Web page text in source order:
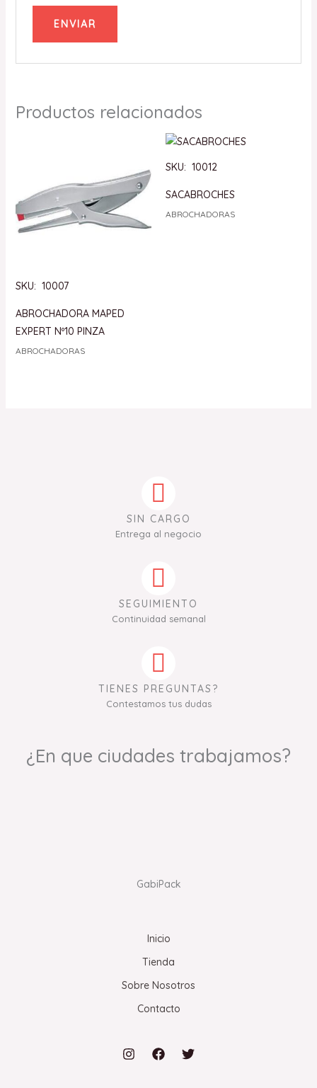
Productos relacionados
SKU: 10007
ABROCHADORA MAPED
EXPERT Nº10 PINZA
ABROCHADORAS
SKU: 10012
SACABROCHES
ABROCHADORAS
SIN CARGO
Entrega al negocio
SEGUIMIENTO
Continuidad semanal
TIENES PREGUNTAS?
Contestamos tus dudas
¿En que ciudades trabajamos?
GabiPack
Inicio
Tienda
Sobre Nosotros
Contacto